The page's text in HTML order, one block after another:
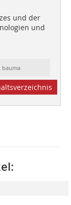
und der
und
bauma